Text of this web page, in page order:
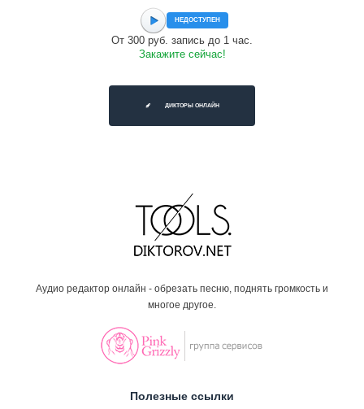
НЕДОСТУПЕН
От 300 руб. запись до 1 час.
Закажите сейчас!
ДИКТОРЫ ОНЛАЙН
Аудио редактор онлайн - обрезать песню, поднять громкость и
многое другое.
Полезные ссылки